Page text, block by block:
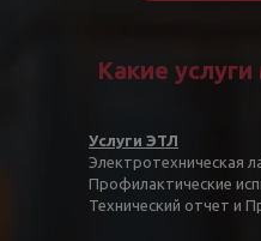
Услуги ЭТЛ
Электротехническая
Профилактические
Технический отчет и
Какие